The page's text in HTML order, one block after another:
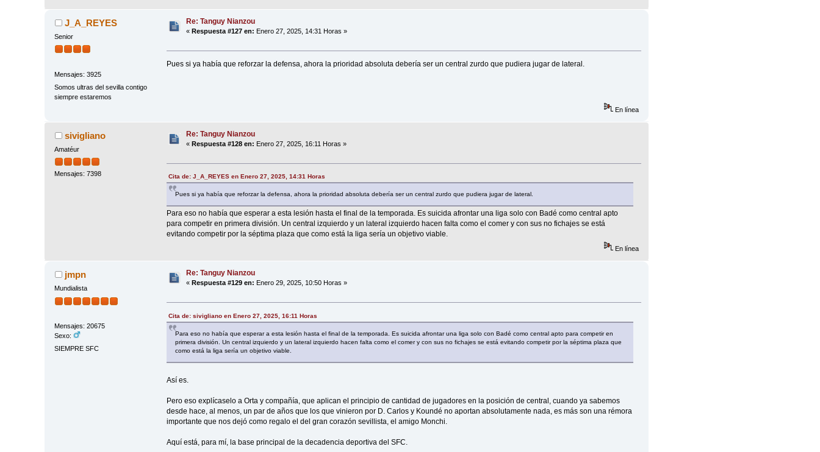
J_A_REYES
Senior
Mensajes: 3925
Somos ultras del sevilla contigo
siempre estaremos
Re: Tanguy Nianzou
«Respuesta #127 en: Enero 27, 2025, 14:31 Horas »
Pues si ya había que reforzar la defensa, ahora la prioridad absoluta debería ser un central zurdo que pudiera jugar de lateral.
En línea
sivigliano
Amatéur
Mensajes: 7398
Re: Tanguy Nianzou
«Respuesta #128 en: Enero 27, 2025, 16:11 Horas »
Cita de: J_A_REYES en Enero 27, 2025, 14:31 Horas
Pues si ya había que reforzar la defensa, ahora la prioridad absoluta debería ser un central zurdo que pudiera jugar de lateral.
Para eso no había que esperar a esta lesión hasta el final de la temporada. Es suicida afrontar una liga solo con Badé como central apto
para competir en primera división. Un central izquierdo y un lateral izquierdo hacen falta como el comer y con sus no fichajes se está
evitando competir por la séptima plaza que como está la liga sería un objetivo viable.
En línea
jmpn
Mundialista
Mensajes: 20675
Sexo:
SIEMPRE SFC
Re: Tanguy Nianzou
« Respuesta #129 en: Enero 29, 2025, 10:50 Horas »
Cita de: sivigliano en Enero 27, 2025, 16:11 Horas
Para eso no había que esperar a esta lesión hasta el final de la temporada. Es suicida afrontar una liga solo con Badé como central apto para competir en
primera división. Un central izquierdo y un lateral izquierdo hacen falta como el comer y con sus no fichajes se está evitando competir por la séptima plaza que
como está la liga sería un objetivo viable.
Así es.
Pero eso explícaselo a Orta y compañía, que aplican el principio de cantidad de jugadores en la posición de central, cuando ya sabemos
desde hace, al menos, un par de años que los que vinieron por D. Carlos y Koundé no aportan absolutamente nada, es más son una rémora
importante que nos dejó como regalo el del gran corazón sevillista, el amigo Monchi.
Aquí está, para mí, la base principal de la decadencia deportiva del SFC.